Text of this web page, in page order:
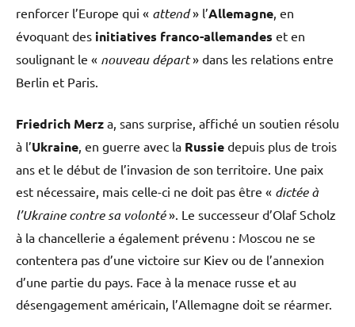
renforcer l’Europe qui « attend» l’Allemagne, en
évoquant des initiatives franco-allemandes et en
soulignant le « nouveau départ» dans les relations entre
Berlin et Paris.
Friedrich Merz a, sans surprise, affiché un soutien résolu
à l’Ukraine, en guerre avec la Russie depuis plus de trois
ans et le début de l’invasion de son territoire. Une paix
est nécessaire, mais celle-ci ne doit pas être « dictée à
l’Ukraine contre sa volonté». Le successeur d’Olaf Scholz
à la chancellerie a également prévenu : Moscou ne se
contentera pas d’une victoire sur Kiev ou de l’annexion
d’une partie du pays. Face à la menace russe et au
désengagement américain, l’Allemagne doit se réarmer.